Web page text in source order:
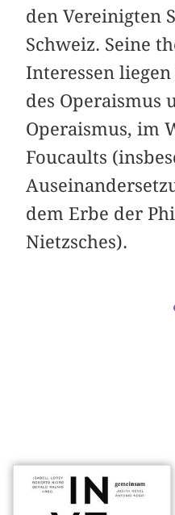
den Vereinigten
Schweiz. Seine
Interessen
des Operaismus
Operaismus, im
Foucaults
dem Erbe der
Nietzsches).